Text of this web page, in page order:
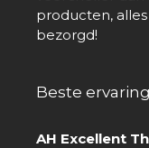
producten,
bezorgd!
Beste
AH Excellent